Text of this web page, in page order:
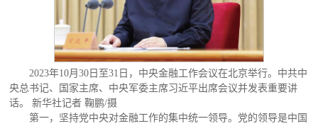
2023年10月30日至31日，中央金融工作会议在北京举行。中共中
央总书记、国家主席、中央军委主席习近平出席会议并发表重要讲
话。 新华社记者 鞠鹏/摄
第一，坚持党中央对金融工作的集中统一领导。党的领导是中国